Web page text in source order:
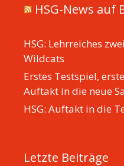
HSG-News auf
HSG: Lehrreiches
Wildcats
Erstes Testspiel,
Auftakt in die neue
HSG: Auftakt in die
Letzte Beiträge